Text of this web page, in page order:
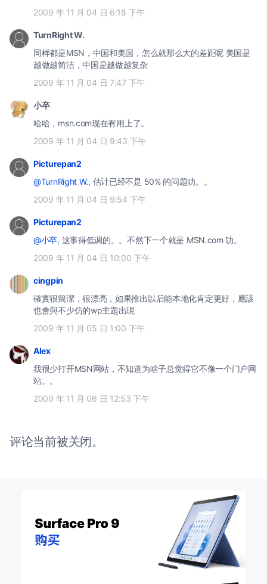
2009 年 11 月 04 日 6:18 下午
TurnRight W.
同样都是MSN，中国和美国，怎么就那么大的差距呢 美国是
越做越简洁，中国是越做越复杂
2009 年 11 月 04 日 7:47 下午
小卒
哈哈，msn.com现在有用上了。
2009 年 11 月 04 日 9:43 下午
Picturepan2
@TurnRight W., 估计已经不是 50% 的问题叻。。
2009 年 11 月 04 日 9:54 下午
Picturepan2
@小卒, 这事得低调的。。不然下一个就是 MSN.com 叻。
2009 年 11 月 04 日 10:00 下午
cingpin
確實很簡潔，很漂亮，如果推出以后能本地化肯定更好，應該
也會與不少仿的wp主題出現
2009 年 11 月 05 日 1:00 下午
Alex
我很少打开MSN网站，不知道为啥子总觉得它不像一个门户网
站。。
2009 年 11 月 06 日 12:53 下午
评论当前被关闭。